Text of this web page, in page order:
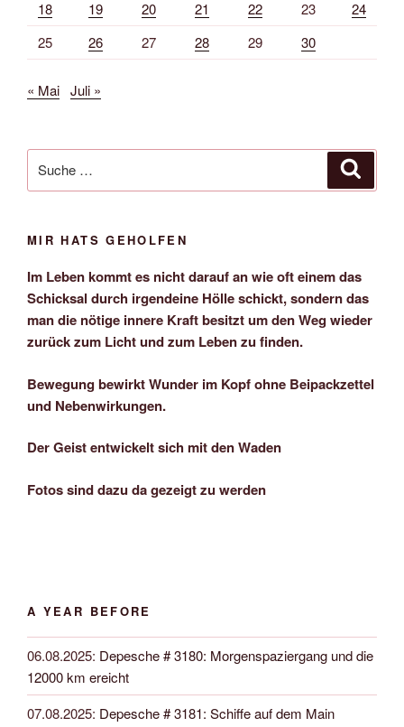
18
19 20 21 22 23
24
25
26 27 28 29 30
« Mai Juli »
nach:
MIR HATS GEHOLFEN
Im Leben kommt es nicht darauf an wie oft einem das
Schicksal durch irgendeine Hölle schickt, sondern das
man die nötige innere Kraft besitzt um den Weg wieder
zurück zum Licht und zum Leben zu finden.
Bewegung bewirkt Wunder im Kopf ohne Beipackzettel
und Nebenwirkungen.
Der Geist entwickelt sich mit den Waden
Fotos sind dazu da gezeigt zu werden
A YEAR BEFORE
06.08.2025: Depesche # 3180: Morgenspaziergang und die
12000 km ereicht
07.08.2025: Depesche # 3181: Schiffe auf dem Main